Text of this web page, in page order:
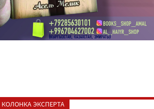
КОЛОНКА ЭКСПЕРТА